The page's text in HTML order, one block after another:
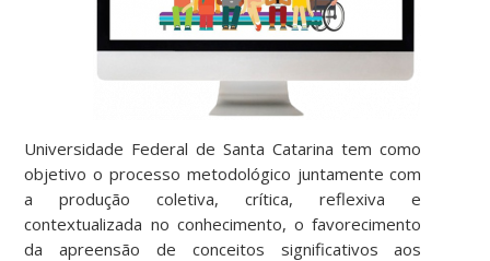
Universidade Federal de Santa Catarina tem como
objetivo o processo metodológico juntamente com
a produção coletiva, crítica, reflexiva e
contextualizada no conhecimento, o favorecimento
da apreensão de conceitos significativos aos